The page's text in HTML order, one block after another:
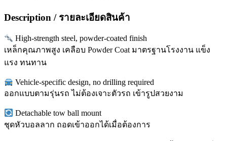
Description / รายละเอียดสินค้า
High-strength steel, powder-coated finish
เหล็กคุณภาพสูง เคลือบ Powder Coat มาตรฐานโรงงาน แข็ง
แรง ทนทาน
Vehicle-specific design, no drilling required
ออกแบบตามรุ่นรถ ไม่ต้องเจาะตัวรถ เข้ารูปสวยงาม
Detachable tow ball mount
ชุดหัวบอลลาก ถอดเข้าออกได้เมื่อต้องการ